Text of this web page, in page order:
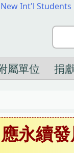
New Int'l Students
屬單位 捐
永續